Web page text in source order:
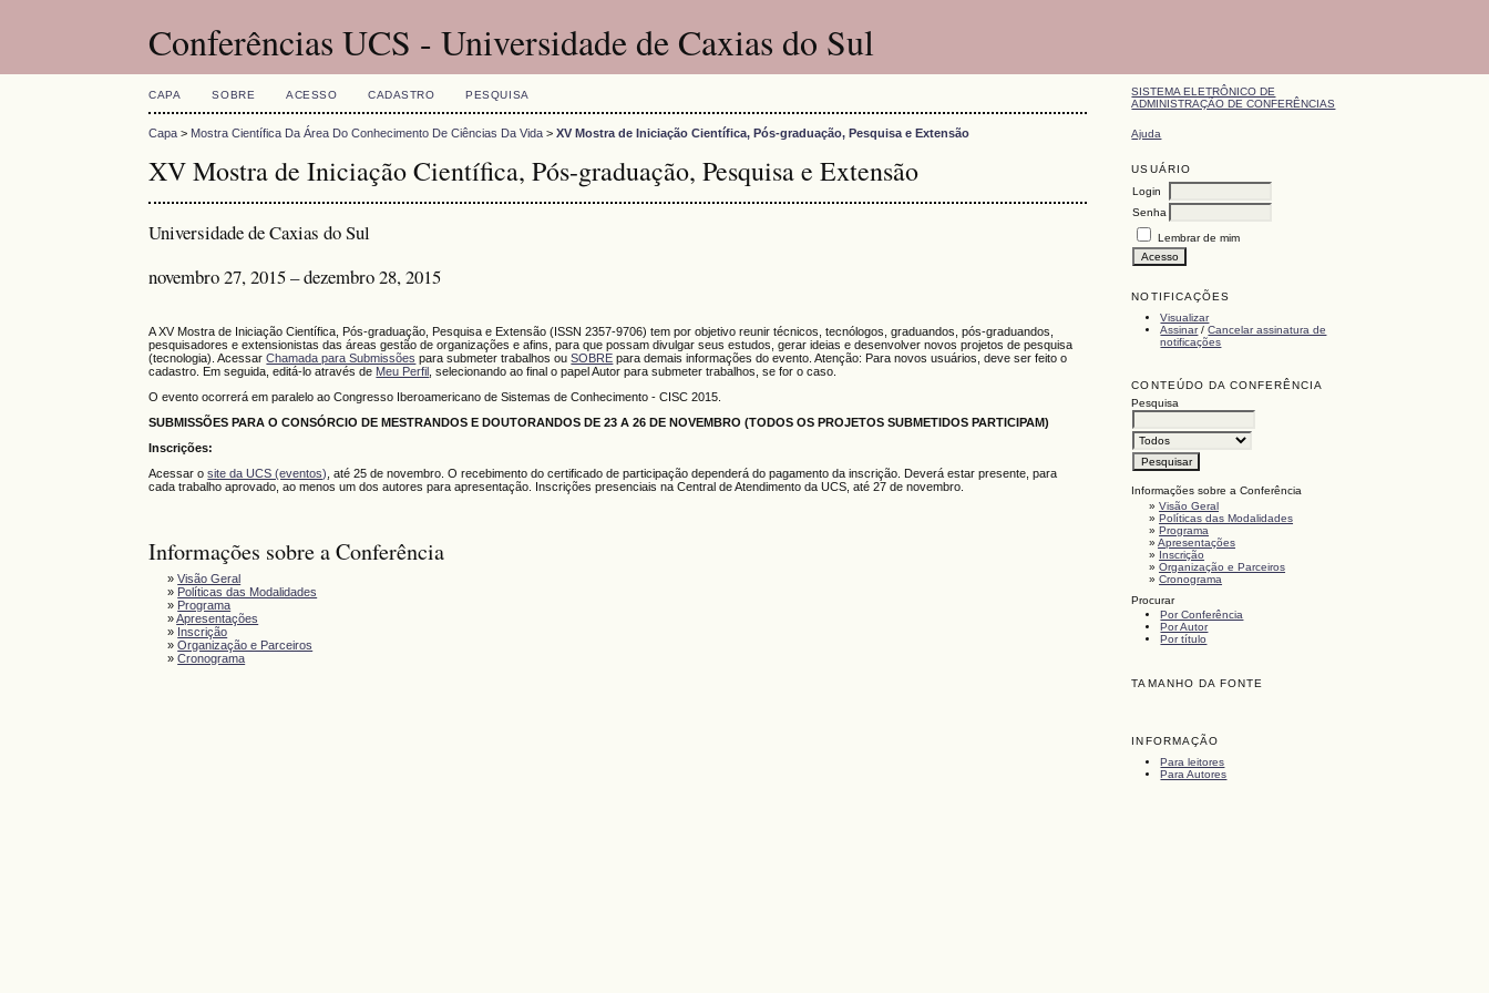
Conferências UCS - Universidade de Caxias do Sul
SISTEMA ELETRÔNICO DE
ADMINISTRAÇÃO DE CONFERÊNCIAS
Ajuda
USUÁRIO
Login
Senha
Lembrar de mim
NOTIFICAÇÕES
Visualizar
Assinar/Cancelar assinatura de
notificações
CONTEÚDO DA CONFERÊNCIA
Pesquisa
Informações sobre a Conferência
»Visão Geral
»Políticas das Modalidades
»Programa
»Apresentações
» Inscrição
»Organização e Parceiros
»Cronograma
Procurar
Por Conferência
Por Autor
Por título
TAMANHO DA FONTE
INFORMAÇÃO
Para leitores
Para Autores
CAPA SOBRE ACESSO CADASTRO PESQUISA
Capa > Mostra Científica Da Área Do Conhecimento De Ciências Da Vida >XV Mostra de Iniciação Científica, Pós-graduação, Pesquisa e Extensão
XV Mostra de Iniciação Científica, Pós-graduação, Pesquisa e Extensão
Universidade de Caxias do Sul
novembro 27, 2015 – dezembro 28, 2015
A XV Mostra de Iniciação Científica, Pós-graduação, Pesquisa e Extensão (ISSN 2357-9706) tem por objetivo reunir técnicos, tecnólogos, graduandos, pós-graduandos,
pesquisadores e extensionistas das áreas gestão de organizações e afins, para que possam divulgar seus estudos, gerar ideias e desenvolver novos projetos de pesquisa
(tecnologia). AcessarChamada para Submissões para submeter trabalhos ouSOBRE para demais informações do evento. Atenção: Para novos usuários, deve ser feito o
cadastro. Em seguida, editá-lo através de Meu Perfil , selecionando ao final o papel Autor para submeter trabalhos, se for o caso.
O evento ocorrerá em paralelo ao Congresso Iberoamericano de Sistemas de Conhecimento - CISC 2015.
SUBMISSÕES PARA O CONSÓRCIO DE MESTRANDOS E DOUTORANDOS DE 23 A 26 DE NOVEMBRO (TODOS OS PROJETOS SUBMETIDOS PARTICIPAM)
Inscrições:
Acessar osite da UCS (eventos) , até 25 de novembro. O recebimento do certificado de participação dependerá do pagamento da inscrição. Deverá estar presente, para
cada trabalho aprovado, ao menos um dos autores para apresentação. Inscrições presenciais na Central de Atendimento da UCS, até 27 de novembro.
Informações sobre a Conferência
»Visão Geral
» Políticas das Modalidades
» Programa
»Apresentações
» Inscrição
»Organização e Parceiros
»Cronograma